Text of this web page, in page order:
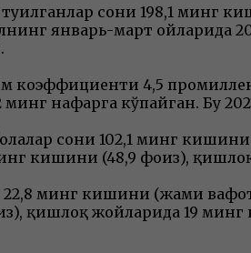
сони 198,1 минг
январь-март ойларида
коэффициенти 4,5
нафарга кўпайган. Бу
сони 102,1 минг
кишини (48,9 фоиз),
минг кишини (жами вафот
қишлоқ жойларида 19